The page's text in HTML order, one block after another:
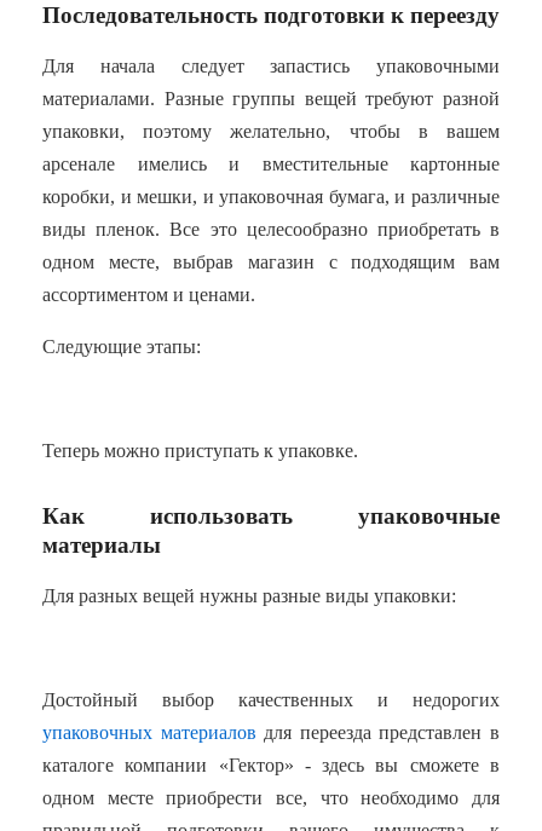
Последовательность подготовки к переезду
Для начала следует запастись упаковочными
материалами. Разные группы вещей требуют разной
упаковки, поэтому желательно, чтобы в вашем
арсенале имелись и вместительные картонные
коробки, и мешки, и упаковочная бумага, и различные
виды пленок. Все это целесообразно приобретать в
одном месте, выбрав магазин с подходящим вам
ассортиментом и ценами.
Следующие этапы:
Теперь можно приступать к упаковке.
Как использовать упаковочные
материалы
Для разных вещей нужны разные виды упаковки:
Достойный выбор качественных и недорогих
упаковочных материалов для переезда представлен в
каталоге компании «Гектор» - здесь вы сможете в
одном месте приобрести все, что необходимо для